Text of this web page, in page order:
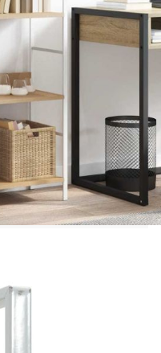
стомана
x 90,5 см (Д x Ш x
рафт:
В)
рафт: 56 x
45 кг
на рафт: 15 кг
Да